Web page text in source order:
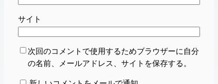
サイト
次回のコメントで使用するためブラウザーに自分
の名前、メールアドレス、サイトを保存する。